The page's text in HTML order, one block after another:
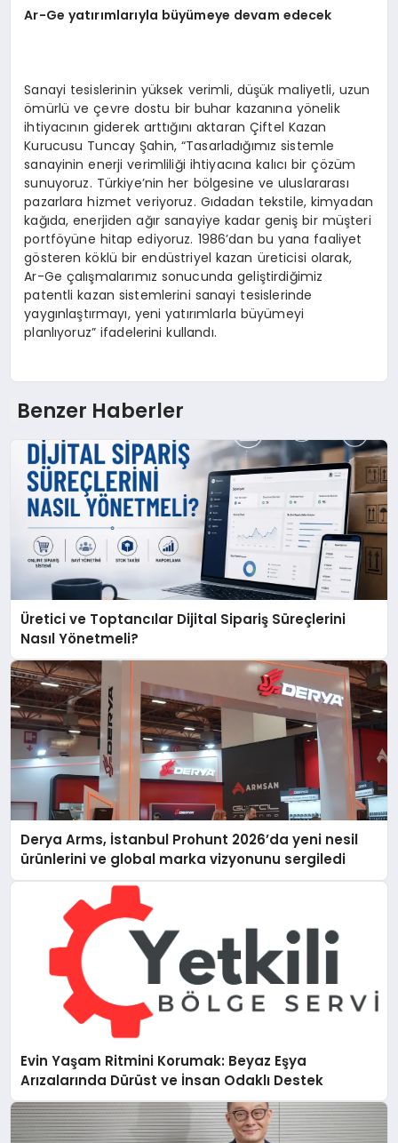
Ar-Ge yatırımlarıyla büyümeye devam edecek
Sanayi tesislerinin yüksek verimli, düşük maliyetli, uzun
ömürlü ve çevre dostu bir buhar kazanına yönelik
ihtiyacının giderek arttığını aktaran Çiftel Kazan
Kurucusu Tuncay Şahin, “Tasarladığımız sistemle
sanayinin enerji verimliliği ihtiyacına kalıcı bir çözüm
sunuyoruz. Türkiye’nin her bölgesine ve uluslararası
pazarlara hizmet veriyoruz. Gıdadan tekstile, kimyadan
kağıda, enerjiden ağır sanayiye kadar geniş bir müşteri
portföyüne hitap ediyoruz. 1986’dan bu yana faaliyet
gösteren köklü bir endüstriyel kazan üreticisi olarak,
Ar-Ge çalışmalarımız sonucunda geliştirdiğimiz
patentli kazan sistemlerini sanayi tesislerinde
yaygınlaştırmayı, yeni yatırımlarla büyümeyi
planlıyoruz” ifadelerini kullandı.
Benzer Haberler
Üretici ve Toptancılar Dijital Sipariş Süreçlerini
Nasıl Yönetmeli?
Derya Arms, İstanbul Prohunt 2026’da yeni nesil
ürünlerini ve global marka vizyonunu sergiledi
Evin Yaşam Ritmini Korumak: Beyaz Eşya
Arızalarında Dürüst ve İnsan Odaklı Destek